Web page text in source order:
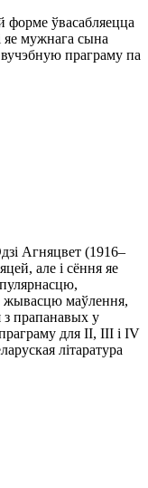
ўвасабляецца
яе мужнага сына
праграму па
Агняцвет (1916–
але і сёння яе
жывасцю маўлення,
з прапанавых у
для II, III і IV
літаратура